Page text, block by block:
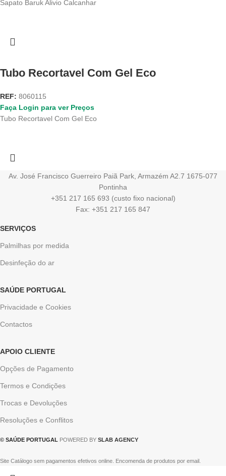
Sapato Baruk Alivio Calcanhar
Tubo Recortavel Com Gel Eco
REF: 8060115
Faça Login para ver Preços
Tubo Recortavel Com Gel Eco
Av. José Francisco Guerreiro Paiã Park, Armazém A2.7 1675-077
Pontinha
+351 217 165 693 (custo fixo nacional)
Fax: +351 217 165 847
SERVIÇOS
Palmilhas por medida
Desinfeção do ar
SAÚDE PORTUGAL
Privacidade e Cookies
Contactos
APOIO CLIENTE
Opções de Pagamento
Termos e Condições
Trocas e Devoluções
Resoluções e Conflitos
© SAÚDE PORTUGAL POWERED BY SLAB AGENCY
Site Catálogo sem pagamentos efetivos online. Encomenda de produtos por email.